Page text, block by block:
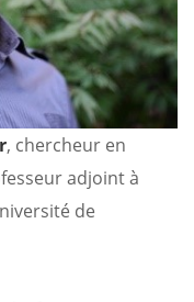
, chercheur en
adjoint à
de